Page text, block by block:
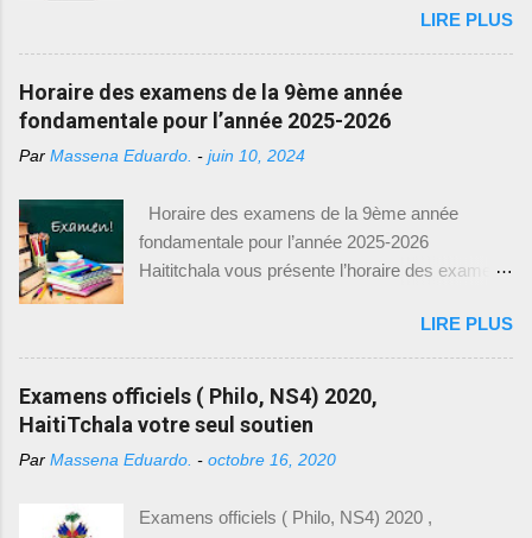
heureux de vous fournir toutes les informations
nécessaires pour accéder à ces précieux
modèles d'examens. Comment accéder aux
modèles d'examens : Pour télécharger les
modèles d'examens de 9e année fondamentale,
https://drive.google.com/drive/(9eme Année) ].
Ce lien vous dirigera vers une page où vous
trouverez une l...
Épouse : Constance Salomon Président : 31
mars 1896 Exilé : 12 mai 1902 Décédé : 1916
Profession : Militaire Poste avant la présidence :
ministre de la guerre sous le gouvernement de
Florvil Hyppolite Mesures prises et réalisations
Après la mort de Florvil Hyppolite, l’assemblée
Tirésias Simon Sam pour sept ans. L’affaire
Luders : la police pourchassait un dénommé
Présumé pour vol. celui-ci se refugia chez
de police afin de défendre son ami. Luders fut
condamné à un mois puis un an de prison. Suite
à la demande du chargé d’affaires allemand en
Haïti, Luders fut libéré et extradé vers
l’Allemagne, le 22 octobre 1897. Le 6...
LIRE PLUS
Horaire des examens de la 9ème année
fondamentale pour l’année 2025-2026
Par Massena Eduardo. - juin 10, 2024
Horaire des examens de la 9ème année
fondamentale pour l’année 2025-2026
Haititchala vous présente l’horaire des examens
2025-2026. Entre-temps, vous pouvez visiter
nos articles précédents ayant rapport avec les
tchala, le bac blanc et les modèles des
examens pour la 9 ème année. Date Heure
Communication Créole 29 juin 2026 12h00 –
Education physique et Sportive (EPS) Date
LIRE PLUS
Examens officiels ( Philo, NS4) 2020,
HaitiTchala votre seul soutien
Par Massena Eduardo. - octobre 16, 2020
Examens officiels ( Philo, NS4) 2020 ,